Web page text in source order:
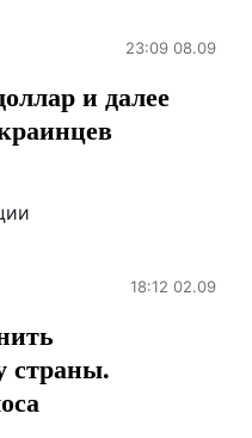
23:09 08.09
и далее
18:12 02.09
страны.